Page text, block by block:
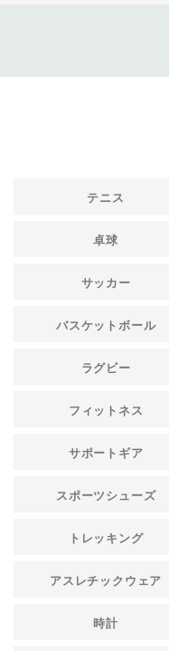
テニス
卓球
サッカー
バスケットボール
ラグビー
フィットネス
サポートギア
スポーツシューズ
トレッキング
アスレチックウェア
時計